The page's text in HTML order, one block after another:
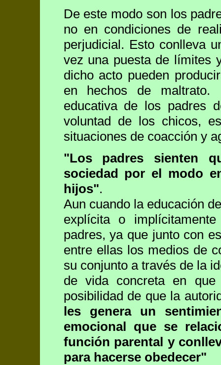
De este modo son los
no en condiciones de
perjudicial. Esto conlleva
vez una puesta de límites
dicho acto pueden
en hechos de maltrato.
educativa de los padres
voluntad de los chicos,
situaciones de coacción y
"Los padres sienten
sociedad por el modo
hijos".
Aun cuando la educación
explícita o
padres, ya que junto con
entre ellas los medios de
su conjunto a través de la
de vida concreta en que
posibilidad de que la
les genera un
emocional que se
función parental y
para hacerse obedecer"